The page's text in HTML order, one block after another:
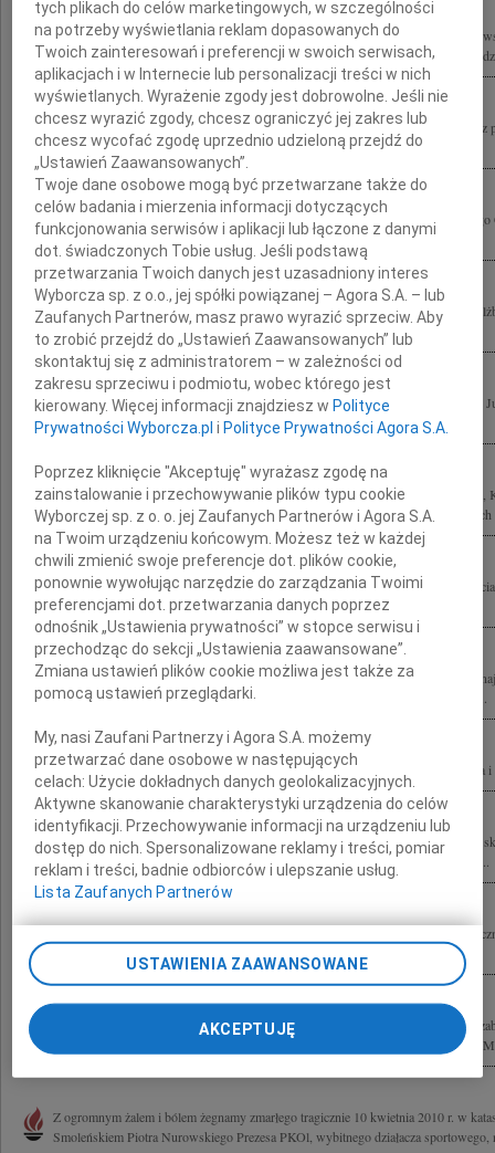
W 12 kwietnia zmarł tragicznie w wyniku katastrofy pod Smoleńskiem Piotr
pracowitości, społecznik, zawsze pełen energii i optymizmu, oddany i przyjazny
Eli, Joannie i Krzysztofowi oraz całej Rodzinie szczere wyrazy współczucia i żalu
Męża, Ojca i Teścia Piotra Nurowskiego składają Mioduszewscy
Przepełnieni głębokim żalem po tragicznej śmierci Piotra Nurowskiego
Elu, Córkami i Rodziną w wielkim bólu Krysia i Kazio Wilczyńscy z rodziną
Wstrząśnięci śmiercią Piotra Nurowskiego serdeczne wyrazy współczucia Żonie
i Jan Matuszewiczowie z rodziną
Wstrząśnięci tym, co się stało, najgłębsze wyrazy współczucia składamy Elżbiecie,
Bliskim Piotra Nurowskiego Przyjaciele kochającego życie i ludzi Jagoda i...
Pogrążeni w smutku i żalu składamy nasze najszczersze wyrazy współczucia
stracie Taty, Teścia i Dziadka Piotra Nurowskiego Kochani, jesteśmy z Wami w
Wstrząśnięci tragiczną śmiercią Piotra Nurowskiego wyrazy głębokiego
Nurowskiemu i najbliższej Rodzinie składają Zbyszek Łagutko, Józek...
Elżbiecie Nurowskiej Mamom Justynie i Joannie z Mężami oraz Braciom wyrazy
powodu tragicznej śmierci Piotra składają w bólu Jadwiga i Witold Rybczyńscy z...
Elżbiecie Nurowskiej i Bliskim z wyrazami głębokiego żalu po stracie Piotra Hania
Piotrowi Nurowskiemu "Ale płacz jest olbrzymim Aniołem, płacz jest olbrzymimi
wiatru, i nic już nie słychać prócz płaczu." Drogi Piotrze, Prawdziwy Przyjacielu i...
Wstrząśnięci tragiczną śmiercią drogiego Przyjaciela Piotra Nurowskiego
Z wielkim bólem żegnamy naszych drogich Przyjaciół Jolantę Szymanek-Deresz
Nurowskiego Jerzego Szmajdzińskiego Członkowie Stowarzyszenia Przyjaciół
Z ogromnym żalem i bólem żegnamy zmarłego tragicznie 10 kwietnia 2010 r. w
Smoleńskiem Piotra Nurowskiego Prezesa PKOl, wybitnego działacza sportowego,
tych plikach do celów marketingowych, w szczególności
na potrzeby wyświetlania reklam dopasowanych do
Twoich zainteresowań i preferencji w swoich serwisach,
aplikacjach i w Internecie lub personalizacji treści w nich
wyświetlanych. Wyrażenie zgody jest dobrowolne. Jeśli nie
chcesz wyrazić zgody, chcesz ograniczyć jej zakres lub
chcesz wycofać zgodę uprzednio udzieloną przejdź do
„Ustawień Zaawansowanych”.
Twoje dane osobowe mogą być przetwarzane także do
celów badania i mierzenia informacji dotyczących
funkcjonowania serwisów i aplikacji lub łączone z danymi
dot. świadczonych Tobie usług. Jeśli podstawą
przetwarzania Twoich danych jest uzasadniony interes
Wyborcza sp. z o.o., jej spółki powiązanej – Agora S.A. – lub
Zaufanych Partnerów, masz prawo wyrazić sprzeciw. Aby
to zrobić przejdź do „Ustawień Zaawansowanych” lub
skontaktuj się z administratorem – w zależności od
zakresu sprzeciwu i podmiotu, wobec którego jest
kierowany. Więcej informacji znajdziesz w Polityce
Prywatności Wyborcza.pl i Polityce Prywatności Agora S.A.
Poprzez kliknięcie "Akceptuję" wyrażasz zgodę na
zainstalowanie i przechowywanie plików typu cookie
Wyborczej sp. z o. o. jej Zaufanych Partnerów i Agora S.A.
na Twoim urządzeniu końcowym. Możesz też w każdej
chwili zmienić swoje preferencje dot. plików cookie,
ponownie wywołując narzędzie do zarządzania Twoimi
preferencjami dot. przetwarzania danych poprzez
odnośnik „Ustawienia prywatności” w stopce serwisu i
przechodząc do sekcji „Ustawienia zaawansowane”.
Zmiana ustawień plików cookie możliwa jest także za
pomocą ustawień przeglądarki.
My, nasi Zaufani Partnerzy i Agora S.A. możemy
przetwarzać dane osobowe w następujących
celach:Użycie dokładnych danych geolokalizacyjnych.
Aktywne skanowanie charakterystyki urządzenia do celów
identyfikacji. Przechowywanie informacji na urządzeniu lub
dostęp do nich. Spersonalizowane reklamy i treści, pomiar
reklam i treści, badnie odbiorców i ulepszanie usług.
Lista Zaufanych Partnerów
USTAWIENIA ZAAWANSOWANE
AKCEPTUJĘ